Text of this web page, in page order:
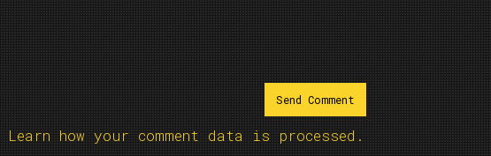
Learn how your comment data is processed.